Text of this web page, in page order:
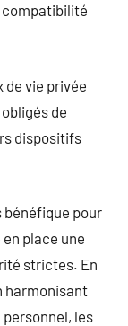
compatibilité
de vie privée
de
dispositifs
bénéfique pour
place une
strictes. En
harmonisant
personnel, les